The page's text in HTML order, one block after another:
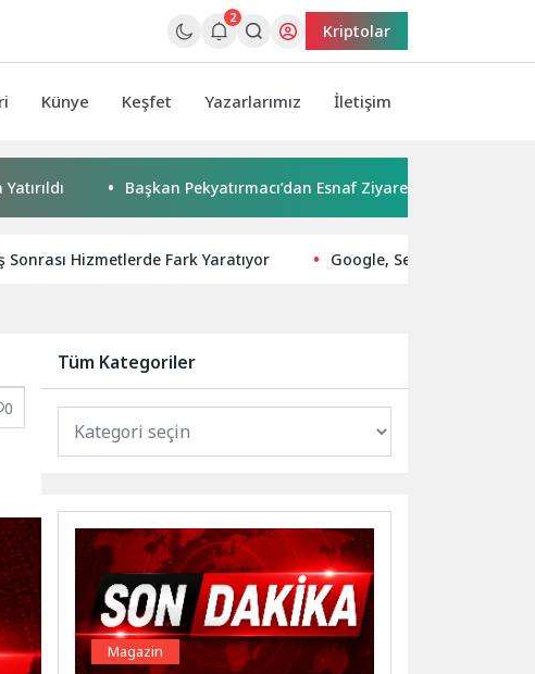
2
Kriptolar
Künye Keşfet Yazarlarımız İletişim
Başkan Pekyatırmacı’dan Esnaf Ziyareti Çocuklar boyadı,
Sonrası Hizmetlerde Fark Yaratıyor Google, Search
0
Tüm Kategoriler
Magazin